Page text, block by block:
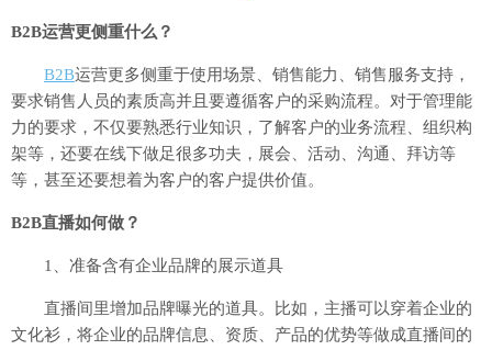
B2B运营更侧重什么？
B2B运营更多侧重于使用场景、销售能力、销售服务支持，
要求销售人员的素质高并且要遵循客户的采购流程。对于管理能
力的要求，不仅要熟悉行业知识，了解客户的业务流程、组织构
架等，还要在线下做足很多功夫，展会、活动、沟通、拜访等
等，甚至还要想着为客户的客户提供价值。
B2B直播如何做？
1、准备含有企业品牌的展示道具
直播间里增加品牌曝光的道具。比如，主播可以穿着企业的
文化衫，将企业的品牌信息、资质、产品的优势等做成直播间的